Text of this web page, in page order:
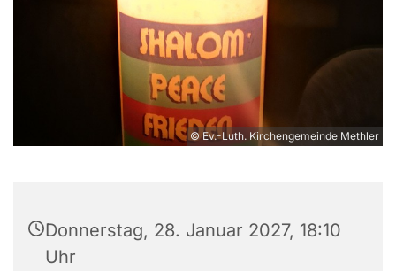
© Ev.-Luth. Kirchengemeinde Methler
Donnerstag, 28. Januar 2027, 18:10
Uhr